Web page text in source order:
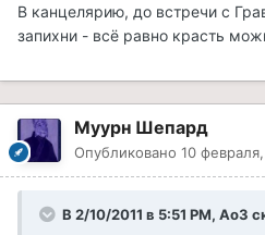
В канцелярию, до встречи с
запихни - всё равно красть
Муурн Шепард
Опубликовано 10 февраля,
В 2/10/2011 в 5:51 PM, AоЗ